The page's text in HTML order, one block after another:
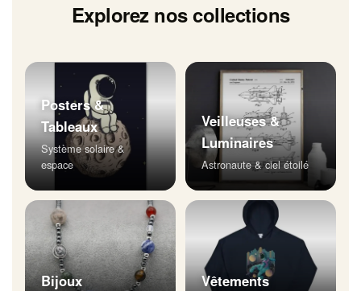
Explorez nos collections
Posters &
Tableaux
Système solaire &
espace
Veilleuses &
Luminaires
Astronaute & ciel étoilé
Bijoux Vêtements